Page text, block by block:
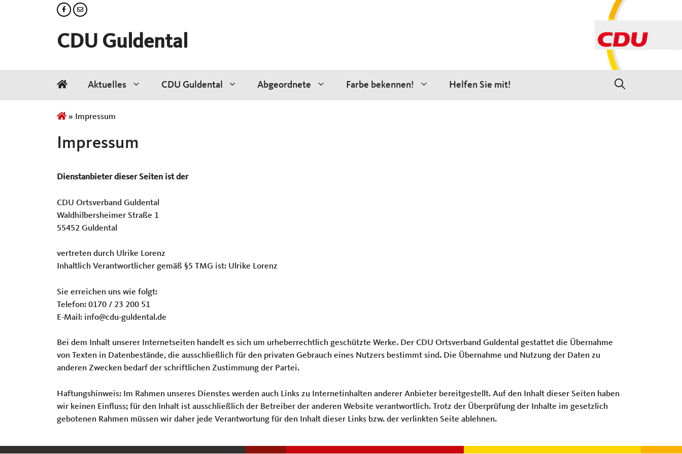
CDU Guldental
Aktuelles CDU Guldental Abgeordnete Farbe bekennen! Helfen Sie mit!
» Impressum
Impressum
Dienstanbieter dieser Seiten ist der
CDU Ortsverband Guldental
Waldhilbersheimer Straße 1
55452 Guldental
vertreten durch Ulrike Lorenz
Inhaltlich Verantwortlicher gemäß §5 TMG ist: Ulrike Lorenz
Sie erreichen uns wie folgt:
Telefon: 0170 / 23 200 51
E-Mail: info@cdu-guldental.de
Bei dem Inhalt unserer Internetseiten handelt es sich um urheberrechtlich geschützte Werke. Der CDU Ortsverband Guldental gestattet die Übernahme
von Texten in Datenbestände, die ausschließlich für den privaten Gebrauch eines Nutzers bestimmt sind. Die Übernahme und Nutzung der Daten zu
anderen Zwecken bedarf der schriftlichen Zustimmung der Partei.
Haftungshinweis: Im Rahmen unseres Dienstes werden auch Links zu Internetinhalten anderer Anbieter bereitgestellt. Auf den Inhalt dieser Seiten haben
wir keinen Einfluss; für den Inhalt ist ausschließlich der Betreiber der anderen Website verantwortlich. Trotz der Überprüfung der Inhalte im gesetzlich
gebotenen Rahmen müssen wir daher jede Verantwortung für den Inhalt dieser Links bzw. der verlinkten Seite ablehnen.